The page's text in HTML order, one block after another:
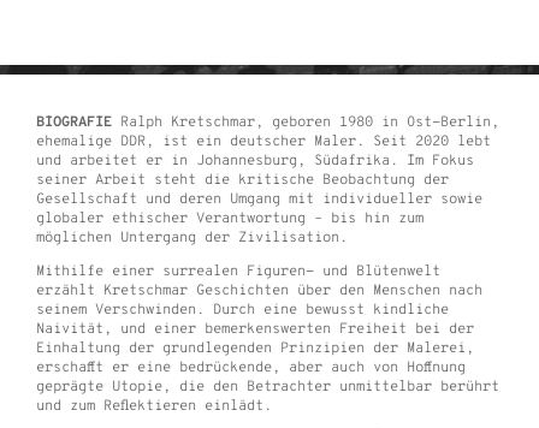
BIOGRAFIE Ralph Kretschmar, geboren 1980 in Ost-Berlin,
ehemalige DDR, ist ein deutscher Maler. Seit 2020 lebt
und arbeitet er in Johannesburg, Südafrika. Im Fokus
seiner Arbeit steht die kritische Beobachtung der
Gesellschaft und deren Umgang mit individueller sowie
globaler ethischer Verantwortung – bis hin zum
möglichen Untergang der Zivilisation.
Mithilfe einer surrealen Figuren- und Blütenwelt
erzählt Kretschmar Geschichten über den Menschen nach
seinem Verschwinden. Durch eine bewusst kindliche
Naivität, und einer bemerkenswerten Freiheit bei der
Einhaltung der grundlegenden Prinzipien der Malerei,
erschafft er eine bedrückende, aber auch von Hoffnung
geprägte Utopie, die den Betrachter unmittelbar berührt
und zum Reflektieren einlädt.